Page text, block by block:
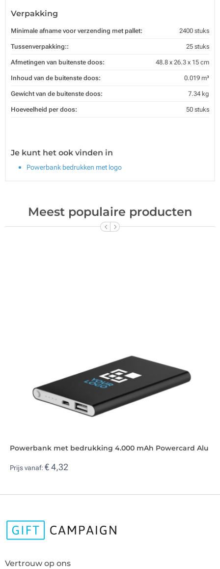
Verpakking
Minimale afname voor verzending met pallet: 2400 stuks
Tussenverpakking:: 25 stuks
Afmetingen van buitenste doos: 48.8 x 26.3 x 15 cm
Inhoud van de buitenste doos: 0.019 m³
Gewicht van de buitenste doos: 7.34 kg
Hoeveelheid per doos: 50 stuks
Je kunt het ook vinden in
Powerbank bedrukken met logo
Meest populaire producten
Powerbank met bedrukking 4.000 mAh Powercard Alu
Prijs vanaf: € 4,32
Vertrouw op ons